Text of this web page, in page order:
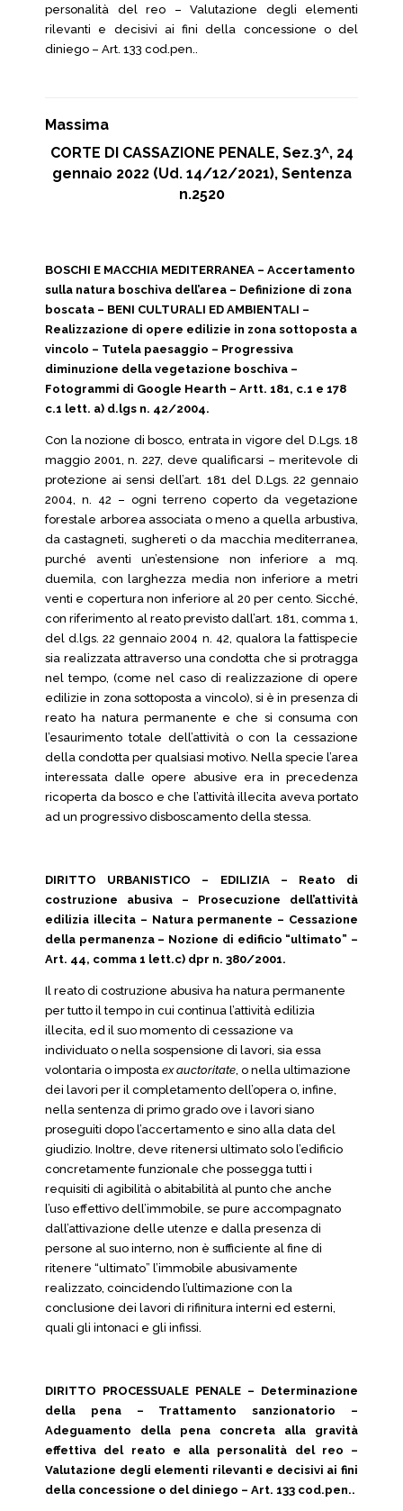
personalità del reo – Valutazione degli elementi
rilevanti e decisivi ai fini della concessione o del
diniego – Art. 133 cod.pen..
Massima
CORTE DI CASSAZIONE PENALE, Sez.3^, 24
gennaio 2022 (Ud. 14/12/2021), Sentenza
n.2520
BOSCHI E MACCHIA MEDITERRANEA – Accertamento
sulla natura boschiva dell’area – Definizione di zona
boscata – BENI CULTURALI ED AMBIENTALI –
Realizzazione di opere edilizie in zona sottoposta a
vincolo – Tutela paesaggio – Progressiva
diminuzione della vegetazione boschiva –
Fotogrammi di Google Hearth – Artt. 181, c.1 e 178
c.1 lett. a) d.lgs n. 42/2004.
Con la nozione di bosco, entrata in vigore del D.Lgs. 18
maggio 2001, n. 227, deve qualificarsi – meritevole di
protezione ai sensi dell’art. 181 del D.Lgs. 22 gennaio
2004, n. 42 – ogni terreno coperto da vegetazione
forestale arborea associata o meno a quella arbustiva,
da castagneti, sughereti o da macchia mediterranea,
purché aventi un’estensione non inferiore a mq.
duemila, con larghezza media non inferiore a metri
venti e copertura non inferiore al 20 per cento. Sicché,
con riferimento al reato previsto dall’art. 181, comma 1,
del d.lgs. 22 gennaio 2004 n. 42, qualora la fattispecie
sia realizzata attraverso una condotta che si protragga
nel tempo, (come nel caso di realizzazione di opere
edilizie in zona sottoposta a vincolo), si è in presenza di
reato ha natura permanente e che si consuma con
l’esaurimento totale dell’attività o con la cessazione
della condotta per qualsiasi motivo. Nella specie l’area
interessata dalle opere abusive era in precedenza
ricoperta da bosco e che l’attività illecita aveva portato
ad un progressivo disboscamento della stessa.
DIRITTO URBANISTICO – EDILIZIA – Reato di
costruzione abusiva – Prosecuzione dell’attività
edilizia illecita – Natura permanente – Cessazione
della permanenza – Nozione di edificio “ultimato” –
Art. 44, comma 1 lett.c) dpr n. 380/2001.
Il reato di costruzione abusiva ha natura permanente
per tutto il tempo in cui continua l’attività edilizia
illecita, ed il suo momento di cessazione va
individuato o nella sospensione di lavori, sia essa
volontaria o imposta ex auctoritate, o nella ultimazione
dei lavori per il completamento dell’opera o, infine,
nella sentenza di primo grado ove i lavori siano
proseguiti dopo l’accertamento e sino alla data del
giudizio. Inoltre, deve ritenersi ultimato solo l’edificio
concretamente funzionale che possegga tutti i
requisiti di agibilità o abitabilità al punto che anche
l’uso effettivo dell’immobile, se pure accompagnato
dall’attivazione delle utenze e dalla presenza di
persone al suo interno, non è sufficiente al fine di
ritenere “ultimato” l’immobile abusivamente
realizzato, coincidendo l’ultimazione con la
conclusione dei lavori di rifinitura interni ed esterni,
quali gli intonaci e gli infissi.
DIRITTO PROCESSUALE PENALE – Determinazione
della pena – Trattamento sanzionatorio –
Adeguamento della pena concreta alla gravità
effettiva del reato e alla personalità del reo –
Valutazione degli elementi rilevanti e decisivi ai fini
della concessione o del diniego – Art. 133 cod.pen..